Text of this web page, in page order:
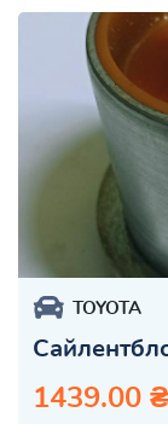
TOYOTA
1439.00 ₴